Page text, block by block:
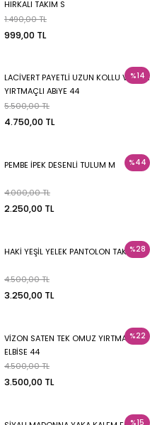
HIRKALI TAKIM S
1.490,00 TL
999,00 TL
%14
LACİVERT PAYETLİ UZUN KOLLU V YAKA
YIRTMAÇLI ABiYE 44
5.500,00 TL
4.750,00 TL
%44
PEMBE İPEK DESENLİ TULUM M
4.000,00 TL
2.250,00 TL
%28
HAKİ YEŞİL YELEK PANTOLON TAKIM 36
4.500,00 TL
3.250,00 TL
%22
VİZON SATEN TEK OMUZ YIRTMAÇLI
ELBİSE 44
4.500,00 TL
3.500,00 TL
%15